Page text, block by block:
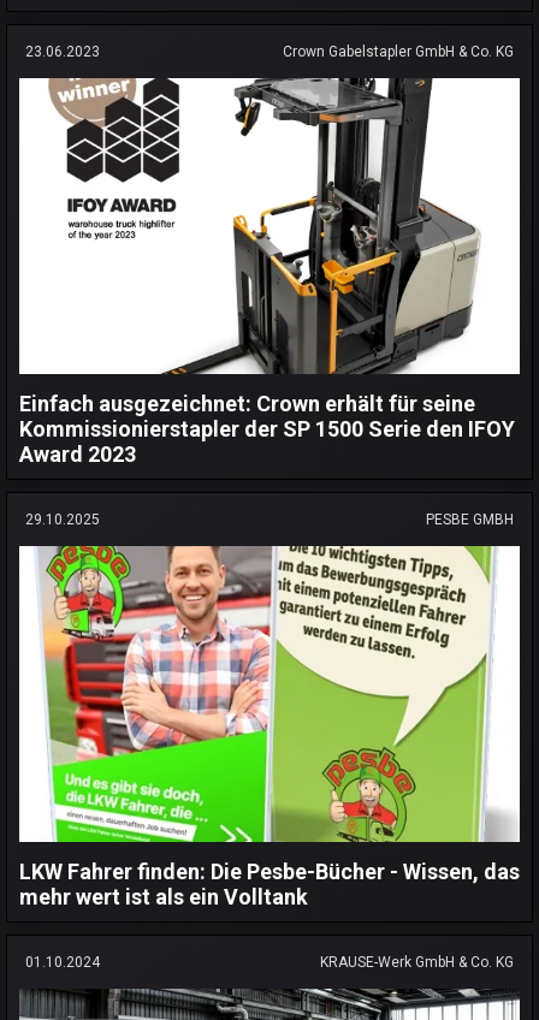
23.06.2023 Crown Gabelstapler GmbH & Co. KG
Einfach ausgezeichnet: Crown erhält für seine
Kommissionierstapler der SP 1500 Serie den IFOY
Award 2023
29.10.2025 PESBE GMBH
LKW Fahrer finden: Die Pesbe-Bücher - Wissen, das
mehr wert ist als ein Volltank
01.10.2024 KRAUSE-Werk GmbH & Co. KG